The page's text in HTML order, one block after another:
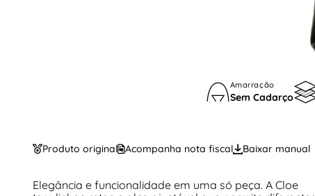
Amarração
Sem Cadarço
Produto original Acompanha nota fiscal Baixar manual
Elegância e funcionalidade em uma só peça. A Cloe